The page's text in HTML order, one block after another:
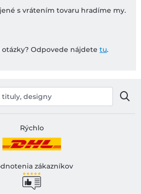
s vrátením tovaru hradíme my.
otázky? Odpovede nájdete tu.
Rýchlo
zákazníkov